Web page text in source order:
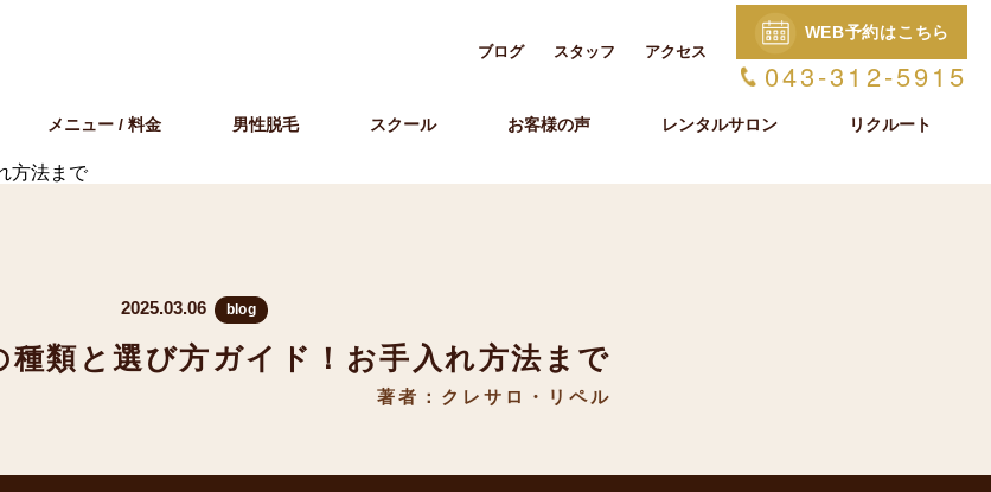
ブログ スタッフ アクセス
WEB予約はこちら
043-312-5915
メニュー / 料金 男性脱毛 スクール お客様の声 レンタルサロン リクルート
方法まで
2025.03.06 blog
類と選び方ガイド！お手入れ方法まで
著者：クレサロ・リペル